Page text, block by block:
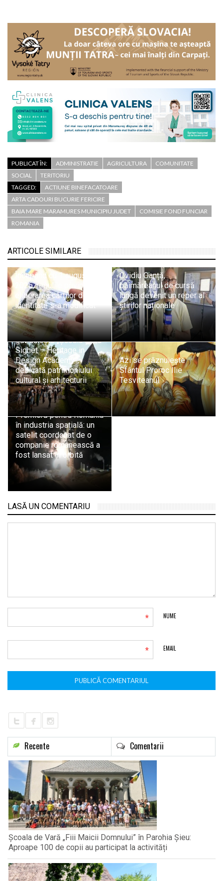
PUBLICAT ÎN: ADMINISTRATIE AGRICULTURA
COMUNITATE
SOCIAL
TERITORIU
TAGGED:
ACTIUNE BINEFACATOARE
ARTA CADOURI BUCURIE FERICIRE
BAIA MARE MARAMURES MUNICIPIU JUDET
COMISIE FOND FUNCIAR
ROMANIA
ARTICOLE SIMILARE
Începând cu 1 august
2026, regulile privind
eliberarea cărților de
identitate s-a modificat
Ovidiu Oanță,
băimăreanul de cursă
lungă devenit un reper al
știrilor naționale
Sighetu Marmației
găzduiește „Școala de la
Sighet – Heritage in
Design Academy”,
dedicată patrimoniului
cultural și arhitecturii
Azi se prăznuiește
Sfântul Proroc Ilie
Tesviteanul
Premieră pentru România
în industria spațială: un
satelit coordonat de o
companie românească a
fost lansat în orbită
LASĂ UN COMENTARIU
NUME
*
EMAIL
*
Recente Comentarii
Școala de Vară „Fiii Maicii Domnului” în Parohia Șieu:
Aproape 100 de copii au participat la activități